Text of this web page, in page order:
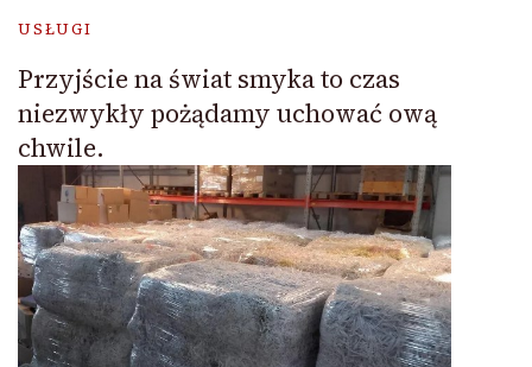
USŁUGI
Przyjście na świat smyka to czas
niezwykły pożądamy uchować ową
chwile.